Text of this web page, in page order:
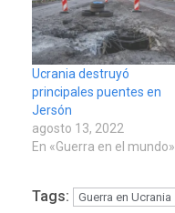
Ucrania destruyó
principales puentes en
Jersón
agosto 13, 2022
En «Guerra en el mundo»
Tags: Guerra en Ucrania